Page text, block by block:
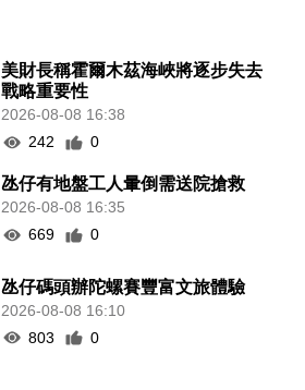
美財長稱霍爾木茲海峽將逐步失去
戰略重要性
2026-08-08 16:38
242
0
氹仔有地盤工人暈倒需送院搶救
2026-08-08 16:35
669
0
氹仔碼頭辦陀螺賽豐富文旅體驗
2026-08-08 16:10
803
0